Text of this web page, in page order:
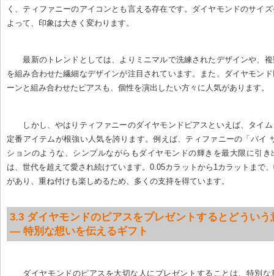
く、ティファニーのアイコンとも言える存在です。ダイヤモンドのサイ
よって、印象は大きく変わります。
最新のトレンドとしては、よりミニマルで洗練されたデザインや、
を組み合わせた繊細なデザインが注目されています。また、ダイヤモン
ーンと組み合わせたピアスも、個性を演出したい方々に人気があります。
しかし、やはりティファニーのダイヤモンドピアスといえば、タイ
定番アイテムが根強い人気を誇ります。例えば、ティファニーの「バイ
ションのような、シンプルながらもダイヤモンドの輝きを最大限に引き
は、世代を超えて愛され続けています。0.05カラットから1カラットまで
があり、重ね付けも楽しめるため、多くの支持を得ています。
3.3 ダイヤモンドのピアスをプレゼントするとどういう
— 特別な想いを伝えるギフト
ダイヤモンドのピアスを大切な人にプレゼントすることは、特別な